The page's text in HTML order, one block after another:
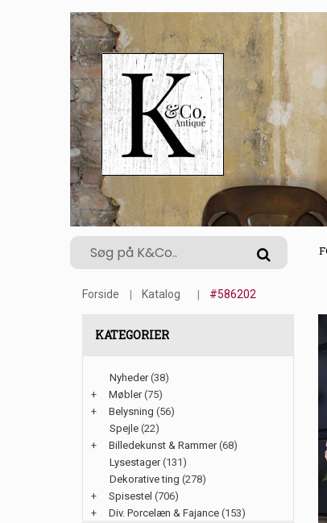
Forside Katalog #586202
KATEGORIER
Nyheder(38)
+
Møbler(75)
+
Belysning (56)
Spejle (22)
+
Billedekunst & Rammer(68)
Lysestager(131)
Dekorative ting (278)
+
Spisestel (706)
+
Div. Porcelæn & Fajance (153)